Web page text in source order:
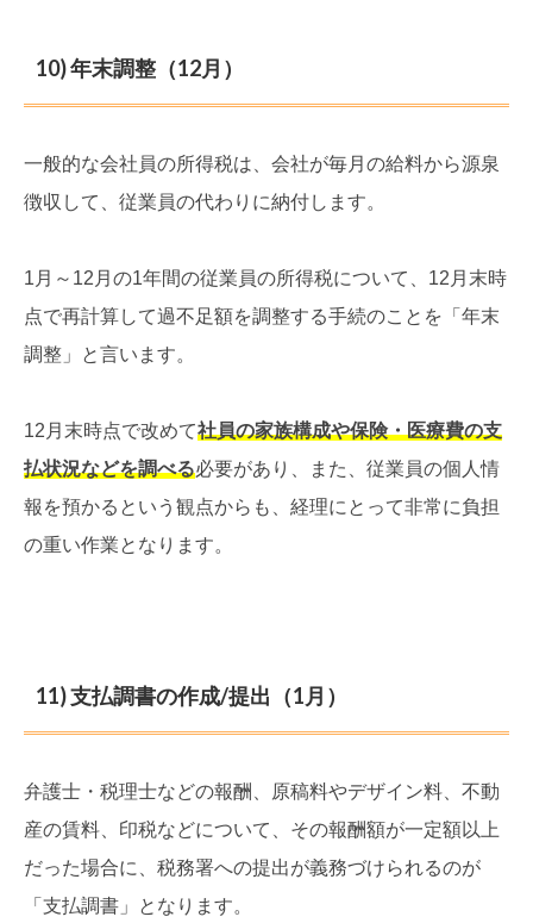
10) 年末調整（12月）
一般的な会社員の所得税は、会社が毎月の給料から源泉
徴収して、従業員の代わりに納付します。
1月～12月の1年間の従業員の所得税について、12月末時
点で再計算して過不足額を調整する手続のことを「年末
調整」と言います。
12月末時点で改めて社員の家族構成や保険・医療費の支
払状況などを調べる必要があり、また、従業員の個人情
報を預かるという観点からも、経理にとって非常に負担
の重い作業となります。
11) 支払調書の作成/提出（1月）
弁護士・税理士などの報酬、原稿料やデザイン料、不動
産の賃料、印税などについて、その報酬額が一定額以上
だった場合に、税務署への提出が義務づけられるのが
「支払調書」となります。